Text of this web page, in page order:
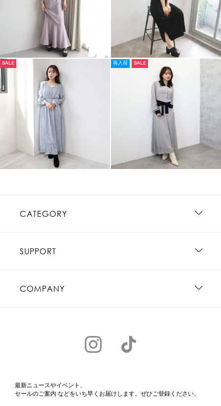
SALE 再入荷 SALE
CATEGORY
SUPPORT
COMPANY
最新ニュースやイベント、
セールのご案内 などをいち早くお届けします。ぜひご登録ください。